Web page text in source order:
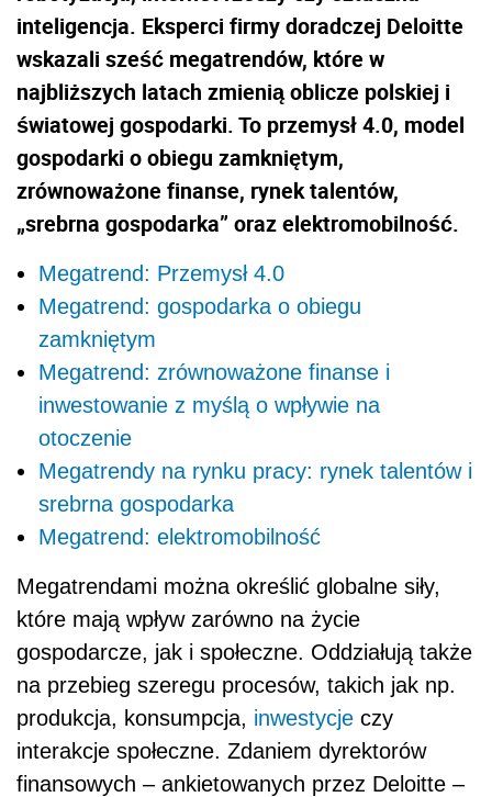
inteligencja. Eksperci firmy doradczej Deloitte
wskazali sześć megatrendów, które w
najbliższych latach zmienią oblicze polskiej i
światowej gospodarki. To przemysł 4.0, model
gospodarki o obiegu zamkniętym,
zrównoważone finanse, rynek talentów,
„srebrna gospodarka” oraz elektromobilność.
Megatrend: Przemysł 4.0
Megatrend: gospodarka o obiegu
zamkniętym
Megatrend: zrównoważone finanse i
inwestowanie z myślą o wpływie na
otoczenie
Megatrendy na rynku pracy: rynek talentów i
srebrna gospodarka
Megatrend: elektromobilność
Megatrendami można określić globalne siły,
które mają wpływ zarówno na życie
gospodarcze, jak i społeczne. Oddziałują także
na przebieg szeregu procesów, takich jak np.
produkcja, konsumpcja, inwestycje czy
interakcje społeczne. Zdaniem dyrektorów
finansowych – ankietowanych przez Deloitte –